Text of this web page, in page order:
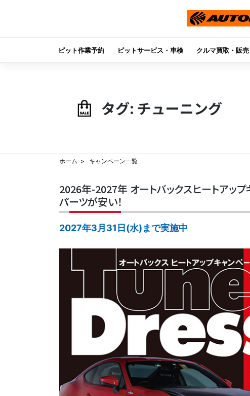
ピット作業予約 ピットサービス・車検 クルマ買取・販売
タグ: チューニング
ホーム キャンペーン一覧
2026年-2027年 オートバックスヒートアッ
パーツが安い！
2027年3月31日(水)まで実施中